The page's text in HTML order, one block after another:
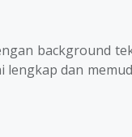
background
dan